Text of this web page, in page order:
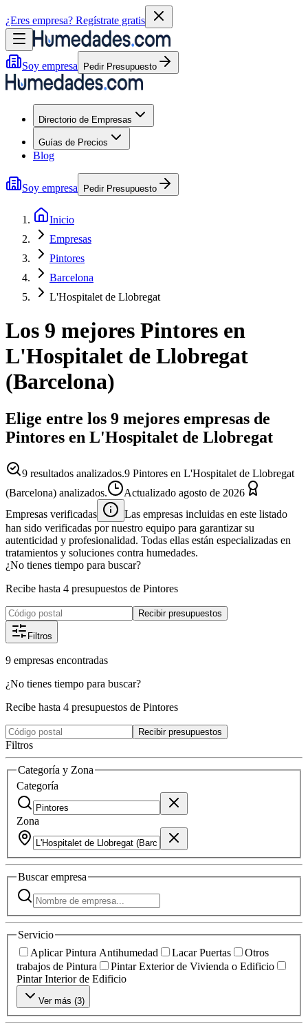
¿Eres empresa? Regístrate gratis
Soy empresa Pedir Presupuesto
Directorio de Empresas
Guías de Precios
Blog
Soy empresa Pedir Presupuesto
Inicio
Empresas
Pintores
Barcelona
L'Hospitalet de Llobregat
Los 9 mejores Pintores en
L'Hospitalet de Llobregat
(Barcelona)
Elige entre los 9 mejores empresas de
Pintores en L'Hospitalet de Llobregat
9 resultados analizados.9 Pintores en L'Hospitalet de Llobregat
(Barcelona) analizados.
Actualizado agosto de 2026
Empresas verificadas
Las empresas incluidas en este listado
han sido verificadas por nuestro equipo para garantizar su
autenticidad y profesionalidad. Todas ellas están especializadas en
tratamientos y soluciones contra humedades.
¿No tienes tiempo para buscar?
Recibe hasta 4 presupuestos de Pintores
Recibir presupuestos
Filtros
9 empresas encontradas
¿No tienes tiempo para buscar?
Recibe hasta 4 presupuestos de Pintores
Recibir presupuestos
Filtros
Categoría y Zona
Categoría
Zona
Buscarempresa
Servicio
Aplicar Pintura Antihumedad
Lacar Puertas
Otros
trabajos de Pintura
Pintar Exterior de Vivienda o Edificio
Pintar Interior de Edificio
Ver más (3)